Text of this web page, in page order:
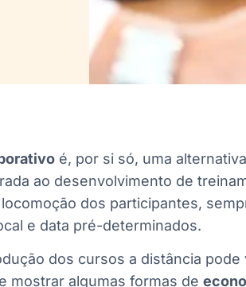
é, por si só, uma alternativa
ao desenvolvimento de
dos participantes,
e data pré-determinados.
dos cursos a distância pode
mostrar algumas formas de